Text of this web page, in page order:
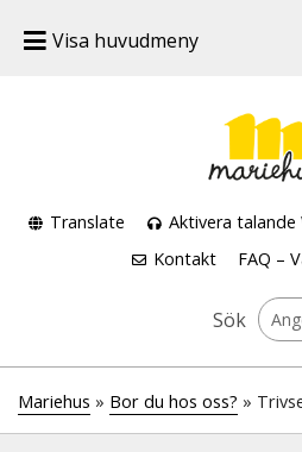
Visa huvudmeny
Translate Aktivera talande
Kontakt
FAQ –
Sök
Mariehus » Bor du hos oss? »